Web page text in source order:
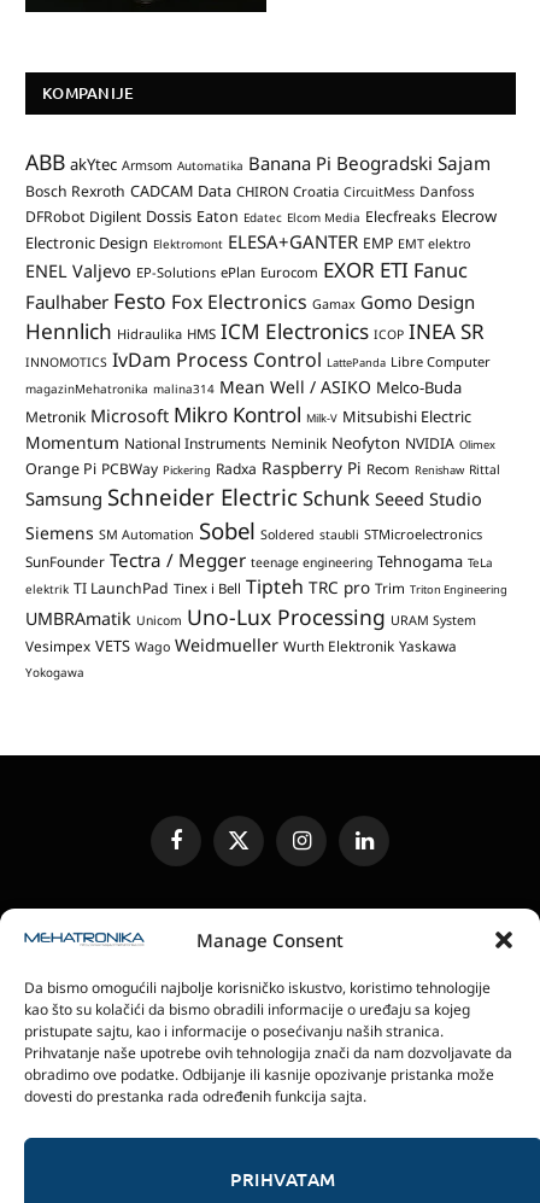
Manage Consent
Da bismo omogućili najbolje korisničko iskustvo, koristimo tehnologije
kao što su kolačići da bismo obradili informacije o uređaju sa kojeg
pristupate sajtu, kao i informacije o posećivanju naših stranica.
Prihvatanje naše upotrebe ovih tehnologija znači da nam dozvoljavate da
obradimo ove podatke. Odbijanje ili kasnije opozivanje pristanka može
dovesti do prestanka rada određenih funkcija sajta.
PRIHVATAM
KOMPANIJE
ABB akYtec Armsom Automatika Banana Pi Beogradski Sajam
Bosch Rexroth CADCAM Data CHIRON Croatia CircuitMess Danfoss
DFRobot Digilent Dossis Eaton Edatec Elcom Media Elecfreaks Elecrow
Electronic Design Elektromont ELESA+GANTER EMP EMT elektro
ENEL Valjevo EP-Solutions ePlan Eurocom EXOR ETI Fanuc
Faulhaber Festo Fox Electronics Gamax Gomo Design
Hennlich Hidraulika HMS ICM Electronics ICOP INEA SR
INNOMOTICS IvDam Process Control LattePanda Libre Computer
magazinMehatronika malina314 Mean Well / ASIKO Melco-Buda
Metronik Microsoft Mikro Kontrol Milk-V Mitsubishi Electric
Momentum National Instruments Neminik Neofyton NVIDIA Olimex
Orange Pi PCBWay Pickering Radxa Raspberry Pi Recom Renishaw Rittal
Samsung Schneider ElectricSchunk Seeed Studio
Siemens SM Automation Sobel Soldered staubli STMicroelectronics
SunFounder Tectra / Megger teenage engineering Tehnogama TeLa
elektrik TI LaunchPad Tinex i Bell Tipteh TRC pro Trim Triton Engineering
UMBRAmatik Unicom Uno-Lux Processing URAM System
Vesimpex VETS Wago Weidmueller Wurth Elektronik Yaskawa
Yokogawa
FacebookX
(Twitter)
InstagramLinkedIn
SLANJE JEDINICA ZA RECENZIJU
ELEKTRONSKA IZDANJA
POLITIKA PRIVATNOSTI
POLITIKA KOLAČIĆA
magazin Mehatronika - Agencija “Gomo Design”
Stanoja Glavaša 37, 26300 Vršac, Serbia
© 2026 magazin Mehatronika by Gomo Design.